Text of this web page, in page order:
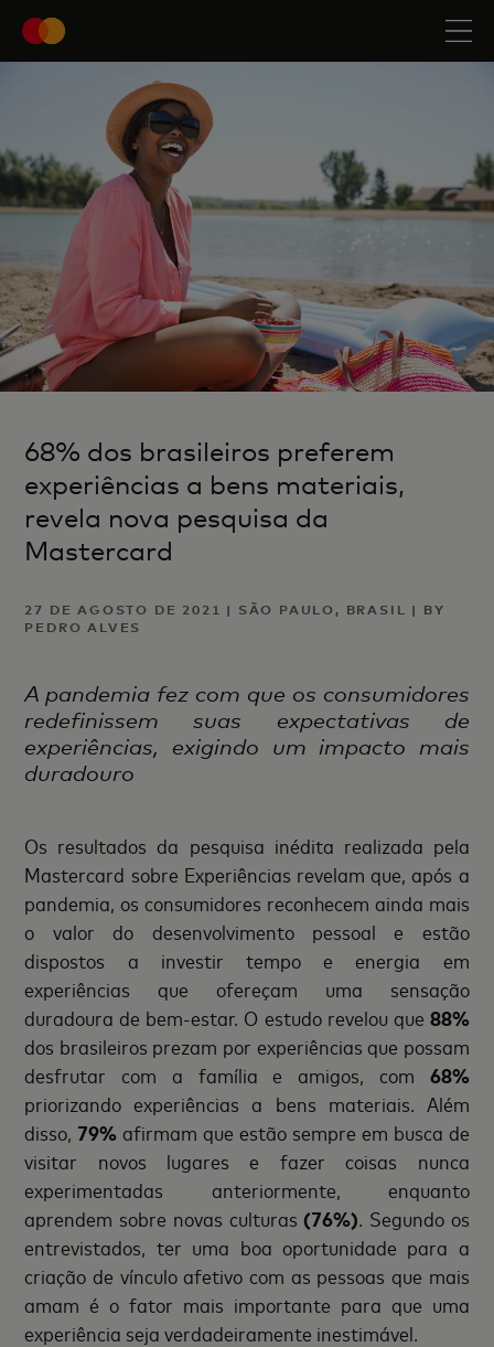
68% dos brasileiros preferem
experiências a bens materiais,
revela nova pesquisa da
Mastercard
27 DE AGOSTO DE 2021 | SÃO PAULO, BRASIL | BY
PEDRO ALVES
A pandemia fez com que os consumidores
redefinissem suas expectativas de
experiências, exigindo um impacto mais
duradouro
Os resultados da pesquisa inédita realizada pela
Mastercard sobre Experiências revelam que, após a
pandemia, os consumidores reconhecem ainda mais
o valor do desenvolvimento pessoal e estão
dispostos a investir tempo e energia em
experiências que ofereçam uma sensação
duradoura de bem-estar. O estudo revelou que 88%
dos brasileiros prezam por experiências que possam
desfrutar com a família e amigos, com 68%
priorizando experiências a bens materiais. Além
disso, 79% afirmam que estão sempre em busca de
visitar novos lugares e fazer coisas nunca
experimentadas anteriormente, enquanto
aprendem sobre novas culturas (76%) . Segundo os
entrevistados, ter uma boa oportunidade para a
criação de vínculo afetivo com as pessoas que mais
amam é o fator mais importante para que uma
experiência seja verdadeiramente inestimável.